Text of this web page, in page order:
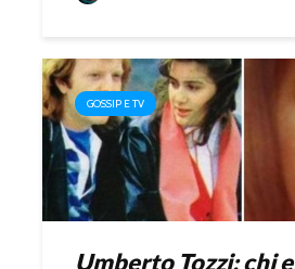
GOSSIP E TV
Umberto Tozzi: chi